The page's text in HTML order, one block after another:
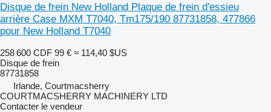
Disque de frein New Holland Plaque de frein d'essieu
arrière Case MXM T7040, Tm175/190 87731858, 477866
pour New Holland T7040
258 600 CDF 99 € ≈ 114,40 $US
Disque de frein
87731858
Irlande, Courtmacsherry
COURTMACSHERRY MACHINERY LTD
Contacter le vendeur